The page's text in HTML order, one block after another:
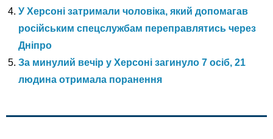
У Херсоні затримали чоловіка, який допомагав
російським спецслужбам переправлятись через
Дніпро
За минулий вечір у Херсоні загинуло 7 осіб, 21
людина отримала поранення